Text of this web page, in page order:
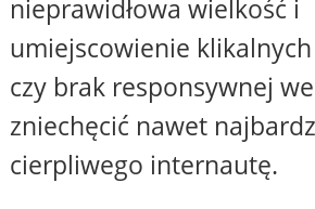
nieprawidłowa wielkość i
umiejscowienie
czy brak responsywnej
zniechęcić nawet
cierpliwego internautę.